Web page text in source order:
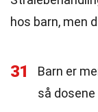
hos barn, men
31
Barn er
så